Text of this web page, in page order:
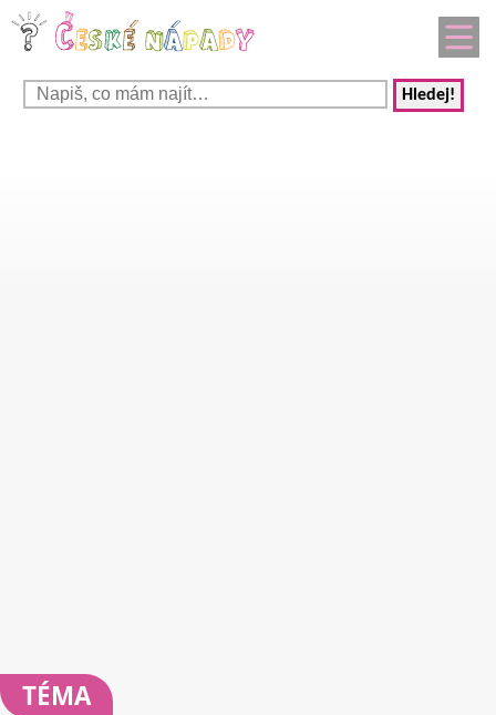
Hledej!
TÉMA